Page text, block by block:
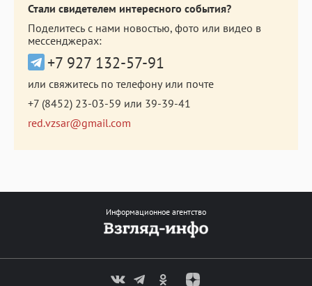
Стали свидетелем интересного события?
Поделитесь с нами новостью, фото или видео в
мессенджерах:
+7 927 132-57-91
или свяжитесь по телефону или почте
+7 (8452) 23-03-59 или 39-39-41
red.vzsar@gmail.com
Информационное агентство